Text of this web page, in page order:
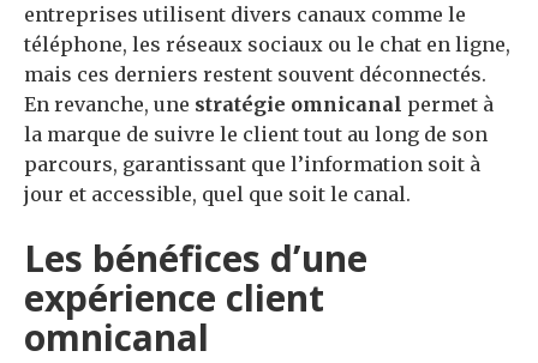
entreprises utilisent divers canaux comme le
téléphone, les réseaux sociaux ou le chat en ligne,
mais ces derniers restent souvent déconnectés.
En revanche, une stratégie omnicanal permet à
la marque de suivre le client tout au long de son
parcours, garantissant que l’information soit à
jour et accessible, quel que soit le canal.
Les bénéfices d’une
expérience client
omnicanal